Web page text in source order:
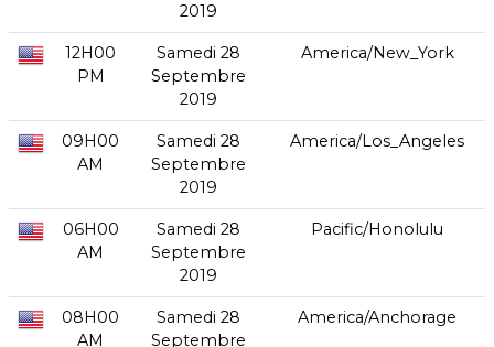
2019
12H00
PM
Samedi 28
Septembre
2019
America/New_York
09H00
AM
Samedi 28
Septembre
2019
America/Los_Angeles
06H00
AM
Samedi 28
Septembre
2019
Pacific/Honolulu
08H00
AM
Samedi 28
Septembre
America/Anchorage